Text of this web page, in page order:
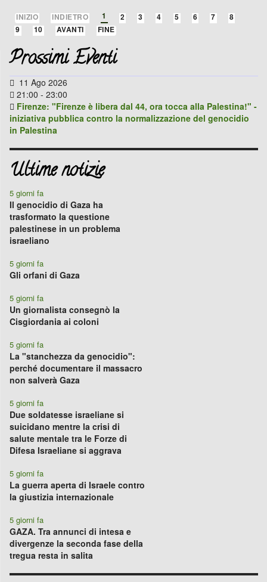
INIZIO INDIETRO 1 2 3 4 5 6 7
8
9
10 AVANTI FINE
Prossimi Eventi
11 Ago 2026
21:00 - 23:00
Firenze: "Firenze è libera dal 44, ora tocca alla Palestina!" -
iniziativa pubblica contro la normalizzazione del genocidio
in Palestina
Ultime notizie
5 giorni fa
Il genocidio di Gaza ha
trasformato la questione
palestinese in un problema
israeliano
5 giorni fa
Gli orfani di Gaza
5 giorni fa
Un giornalista consegnò la
Cisgiordania ai coloni
5 giorni fa
La "stanchezza da genocidio":
perché documentare il massacro
non salverà Gaza
5 giorni fa
Due soldatesse israeliane si
suicidano mentre la crisi di
salute mentale tra le Forze di
Difesa Israeliane si aggrava
5 giorni fa
La guerra aperta di Israele contro
la giustizia internazionale
5 giorni fa
GAZA. Tra annunci di intesa e
divergenze la seconda fase della
tregua resta in salita